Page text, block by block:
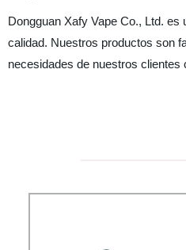
Dongguan Xafy Vape Co., Ltd.
calidad. Nuestros productos son
necesidades de nuestros